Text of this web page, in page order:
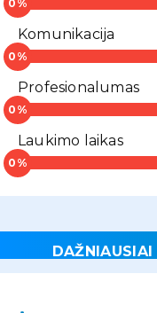
Komunikacija
Profesionalumas
Laukimo laikas